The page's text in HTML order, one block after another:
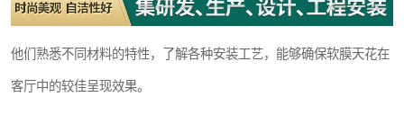
他们熟悉不同材料的特性，了解各种安装工艺，能够确保软膜天花在
客厅中的较佳呈现效果。